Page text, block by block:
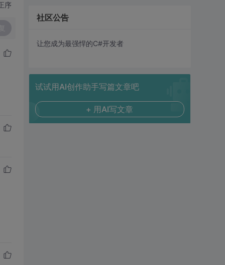
序
社区公告
让您成为最强悍的C#开发者
试试用AI创作助手写篇文章吧
+ 用AI写文章